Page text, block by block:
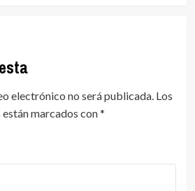
electrónico no será publicada. Los
marcados con*